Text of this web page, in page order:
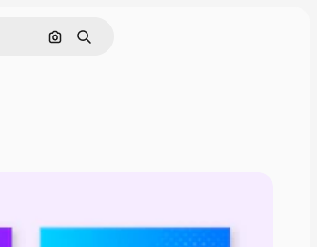
Pesquisar por imagem
Buscar